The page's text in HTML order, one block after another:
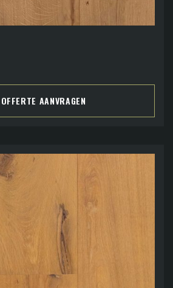
OFFERTE AANVRAGEN